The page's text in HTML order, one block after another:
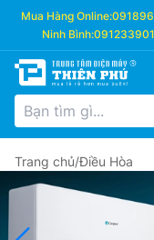
Mua Hàng Online:
Ninh Bình:
Trang chủ/Điều Hòa